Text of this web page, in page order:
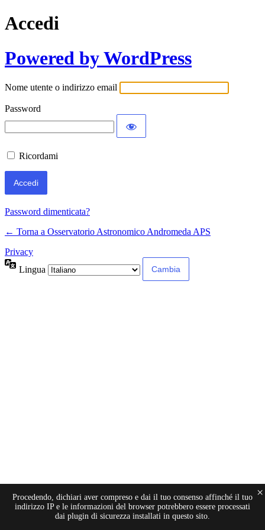
Accedi
Powered by WordPress
Nome utente o indirizzo email
Password
Ricordami
Password dimenticata?
← Torna a Osservatorio Astronomico Andromeda APS
Privacy
Lingua
Procedendo, dichiari aver compreso e dai il tuo consenso affinché il tuo
indirizzo IP e le informazioni del browser potrebbero essere processati
dai plugin di sicurezza installati in questo sito.
×